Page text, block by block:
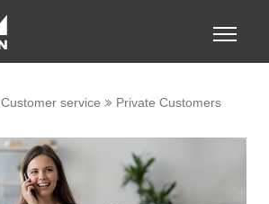
Toggle
Customer service Private Customers